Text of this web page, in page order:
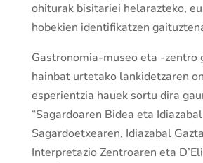
ohiturak bisitariei helarazteko,
hobekien identifikatzen
Gastronomia-museo eta -zentro
hainbat urtetako lankidetzaren
esperientzia hauek sortu dira
“Sagardoaren Bidea eta
Sagardoetxearen, Idiazabal
Interpretazio Zentroaren eta